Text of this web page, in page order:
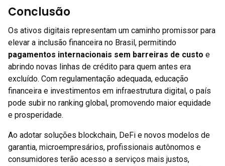
Conclusão
Os ativos digitais representam um caminho promissor para
elevar a inclusão financeira no Brasil, permitindo
pagamentos internacionais sem barreiras de custo e
abrindo novas linhas de crédito para quem antes era
excluído. Com regulamentação adequada, educação
financeira e investimentos em infraestrutura digital, o país
pode subir no ranking global, promovendo maior equidade
e prosperidade.
Ao adotar soluções blockchain, DeFi e novos modelos de
garantia, microempresários, profissionais autônomos e
consumidores terão acesso a serviços mais justos,